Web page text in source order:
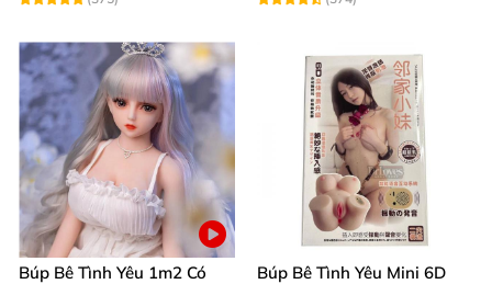
Búp Bê Tình Yêu 1m2 Có
Búp Bê Tình Yêu Mini 6D